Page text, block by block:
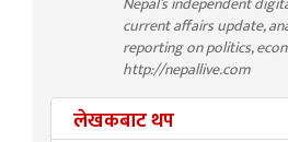
current affairs update,
reporting on politics,
http://nepallive.com
लेखकबाट थप